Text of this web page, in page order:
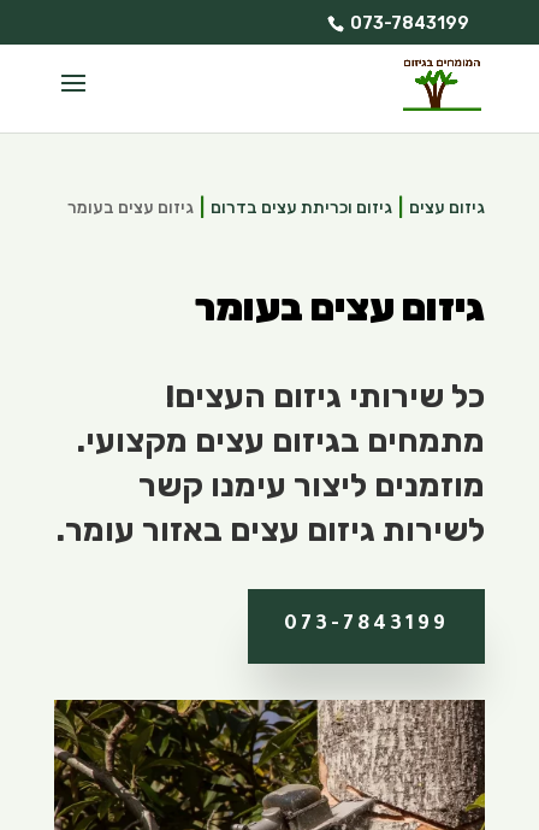
073-7843199
גיזום עצים גיזום וכריתת עצים בדרום גיזום עצים בעומר
גיזום עצים בעומר
כל שירותי גיזום העצים!
מתמחים בגיזום עצים מקצועי.
מוזמנים ליצור עימנו קשר
לשירות גיזום עצים באזור עומר.
073-7843199